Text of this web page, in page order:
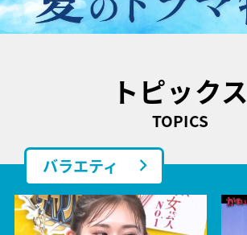
トピックス
TOPICS
バラエティ